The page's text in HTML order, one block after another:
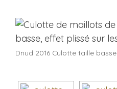
Dnud 2016 Culotte taille basse